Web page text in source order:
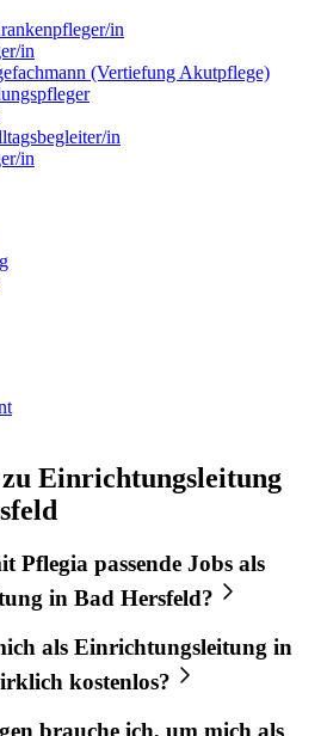
in
in
(Vertiefung Akutpflege)
in
in
Einrichtungsleitung
Pflegia passende Jobs als
in Bad Hersfeld?
als Einrichtungsleitung in
kostenlos?
brauche ich, um mich als